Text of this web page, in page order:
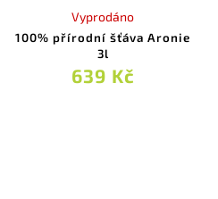
100% přírodní šťáva Aronie
3l
Vyprodáno
639 Kč